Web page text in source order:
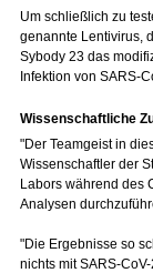
Um schließlich zu
genannte Lentivirus,
Sybody 23 das
Infektion von SARS-
Wissenschaftliche
"Der Teamgeist in
Wissenschaftler der
Labors während des
Analysen
"Die Ergebnisse so
nichts mit SARS-